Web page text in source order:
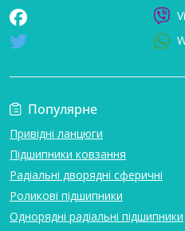
Популярне
Привідні ланцюги
Підшипники ковзання
Радіальні дворядні сферичні
Роликові підшипники
Однорядні радіальні підшипники